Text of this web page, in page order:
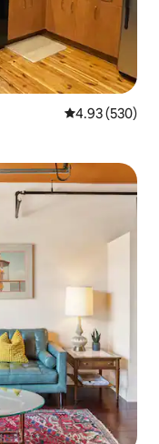
औसत रेटिंग 5 में से
4.93 (530)